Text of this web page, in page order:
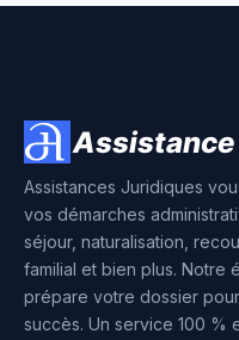
Assistances Juridiques
vos démarches
séjour, naturalisation,
familial et bien plus.
prépare votre dossier
succès. Un service 100 %